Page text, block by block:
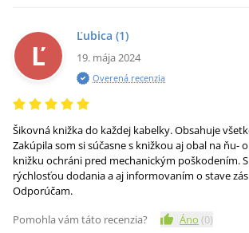
Ľ
Ľubica (1)
19. mája 2024
Overená recenzia
Šikovná knižka do každej kabelky. Obsahuje
Zakúpila som si súčasne s knižkou aj obal na ňu-
knižku ochráni pred mechanickým poškodením.
rýchlosťou dodania a aj informovaním o stave
Odporúčam.
Pomohla vám táto recenzia?
Áno (0)